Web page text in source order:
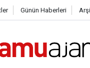
Günün Haberleri